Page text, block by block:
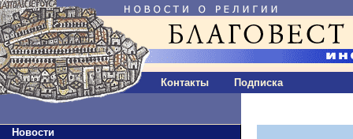
Контакты Подписка
Новости